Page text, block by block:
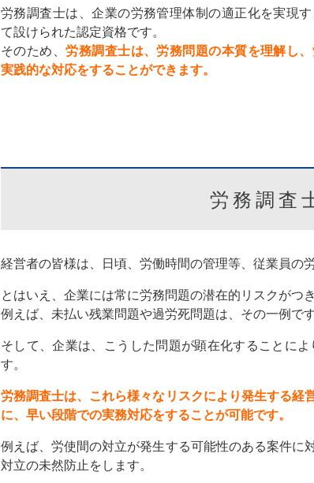
労務調査士は、企業の労務管理体制の適正化を実現
て設けられた認定資格です。
そのため、労務調査士は、労務問題の本質を理解し
実践的な対応をすることができます。
労務調査
経営者の皆様は、日頃、労働時間の管理等、従業員の
とはいえ、企業には常に労務問題の潜在的リスクがつ
例えば、未払い残業問題や過労死問題は、その一例です
そして、企業は、こうした問題が顕在化することに
す。
労務調査士は、これら様々なリスクにより発生する
に、早い段階での実務対応をすることが可能です。
例えば、労使間の対立が発生する可能性のある案件に
対立の未然防止をします。